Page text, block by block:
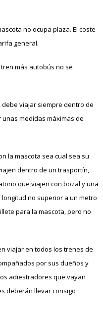
no ocupa plaza. El coste
general.
más autobús no se
debe viajar siempre dentro de
medidas máximas de
la mascota sea cual sea su
dentro de un trasportín,
que viajen con bozal y una
no superior a un metro
para la mascota, pero no
viajar en todos los trenes de
por sus dueños y
adiestradores que vayan
deberán llevar consigo